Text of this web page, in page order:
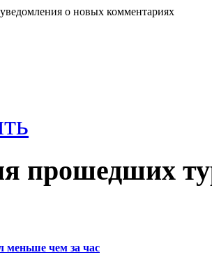
о новых комментариях
прошедших
меньше чем за час